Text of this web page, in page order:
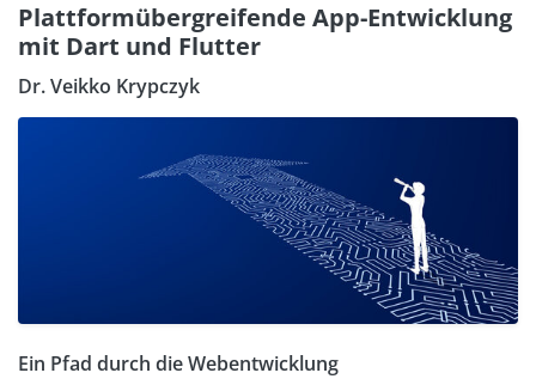
Plattformübergreifende App-Entwicklung
mit Dart und Flutter
Dr. Veikko Krypczyk
Ein Pfad durch die Webentwicklung